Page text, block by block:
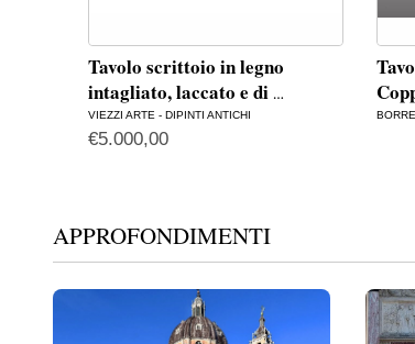
Tavolo scrittoio in legno
intagliato, laccato e di …
VIEZZI ARTE - DIPINTI ANTICHI
€5.000,00
APPROFONDIMENTI